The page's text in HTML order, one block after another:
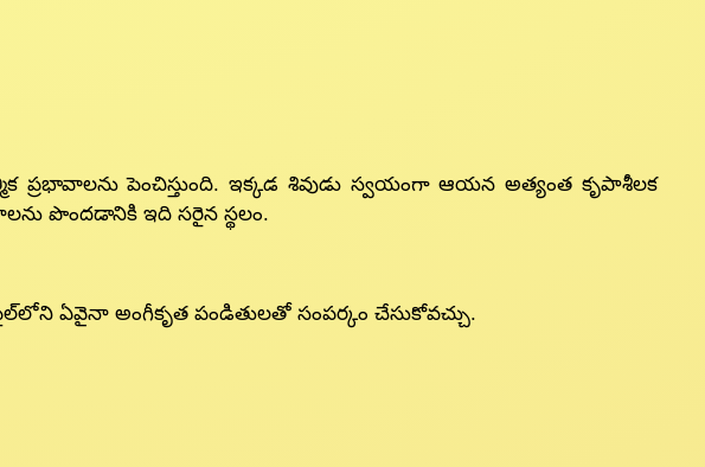
ప్రభావాలను పెంచిస్తుంది. ఇక్కడ శివుడు స్వయంగా ఆయన అత్యంత కృపాశీలక
పొందడానికి ఇది సరైన స్థలం.
ఏవైనా అంగీకృత పండితులతో సంపర్కం చేసుకోవచ్చు.